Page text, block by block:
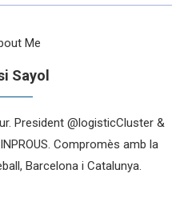
Sayol
President @logisticCluster &
Compromès amb la
Barcelona i Catalunya.